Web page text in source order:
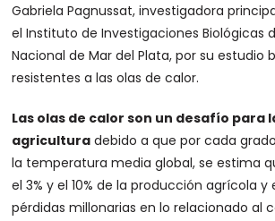
Gabriela Pagnussat, investigadora
el Instituto de Investigaciones Biológicas
Nacional de Mar del Plata, por su estudio
resistentes a las olas de calor.
Las olas de calor son un desafío para
agricultura debido a que por cada
la temperatura media global, se estima
el 3% y el 10% de la producción agrícola y
pérdidas millonarias en lo relacionado al